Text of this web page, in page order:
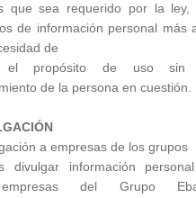
que sea requerido por la ley,
de información personal más
de
el propósito de uso sin
de la persona en cuestión.
a empresas de los grupos
divulgar información
del Grupo